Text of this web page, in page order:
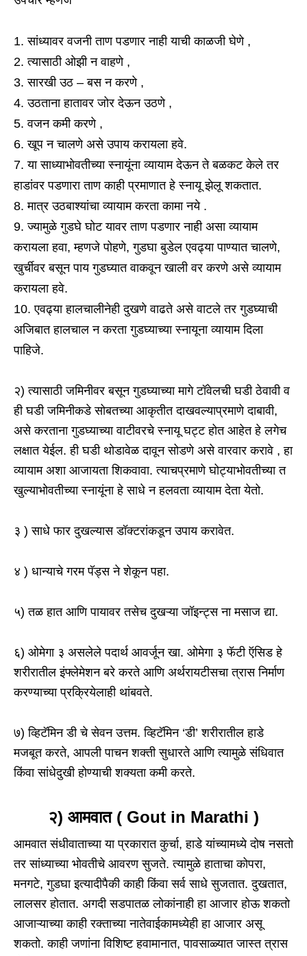
सांध्यावर वजनी ताण पडणार नाही याची काळजी घेणे ,
त्यासाठी ओझी न वाहणे ,
सारखी उठ – बस न करणे ,
उठताना हातावर जोर देऊन उठणे ,
वजन कमी करणे ,
खूप न चालणे असे उपाय करायला हवे.
या साध्याभोवतीच्या स्नायूंना व्यायाम देऊन ते बळकट केले तर
हाडांवर पडणारा ताण काही प्रमाणात हे स्नायू झेलू शकतात.
मात्र उठबाश्यांचा व्यायाम करता कामा नये .
ज्यामुळे गुडघे घोट यावर ताण पडणार नाही असा व्यायाम
करायला हवा, म्हणजे पोहणे, गुडघा बुडेल एवढ्या पाण्यात चालणे,
खुर्चीवर बसून पाय गुडघ्यात वाकवून खाली वर करणे असे व्यायाम
करायला हवे.
एवढ्या हालचालीनेही दुखणे वाढते असे वाटले तर गुडघ्याची
अजिबात हालचाल न करता गुडघ्याच्या स्नायूना व्यायाम दिला
पाहिजे.
२) त्यासाठी जमिनीवर बसून गुडघ्याच्या मागे टॉवेलची घडी ठेवावी व
ही घडी जमिनीकडे सोबतच्या आकृतीत दाखवल्याप्रमाणे दाबावी,
असे करताना गुडघ्याच्या वाटीवरचे स्नायू घट्ट होत आहेत हे लगेच
लक्षात येईल. ही घडी थोडावेळ दावून सोडणे असे वारवार करावे , हा
व्यायाम अशा आजायता शिकवावा. त्याचप्रमाणे घोट्याभोवतीच्या त
खुल्याभोवतीच्या स्नायूंना हे साधे न हलवता व्यायाम देता येतो.
३ ) साधे फार दुखल्यास डॉक्टरांकडून उपाय करावेत.
४ ) धान्याचे गरम पॅड्स ने शेकून पहा.
५) तळ हात आणि पायावर तसेच दुखऱ्या जॉइन्ट्स ना मसाज द्या.
६) ओमेगा ३ असलेले पदार्थ आवर्जून खा. ओमेगा ३ फॅटी ऍसिड हे
शरीरातील इंफ्लेमेशन बरे करते आणि अर्थरायटीसचा त्रास निर्माण
करण्याच्या प्रक्रियेलाही थांबवते.
७) व्हिटॅमिन डी चे सेवन उत्तम. व्हिटॅमिन ‘डी’ शरीरातील हाडे
मजबूत करते, आपली पाचन शक्ती सुधारते आणि त्यामुळे संधिवात
किंवा सांधेदुखी होण्याची शक्यता कमी करते.
२) आमवात ( Gout in Marathi )
आमवात संधीवाताच्या या प्रकारात कुर्चा, हाडे यांच्यामध्ये दोष नसतो
तर सांध्याच्या भोवतीचे आवरण सुजते. त्यामुळे हाताचा कोपरा,
मनगटे, गुडघा इत्यादीपैकी काही किंवा सर्व साधे सुजतात. दुखतात,
लालसर होतात. अगदी सडपातळ लोकांनाही हा आजार होऊ शकतो
आजाऱ्याच्या काही रक्ताच्या नातेवाईकामध्येही हा आजार असू
शकतो. काही जणांना विशिष्ट हवामानात, पावसाळ्यात जास्त त्रास